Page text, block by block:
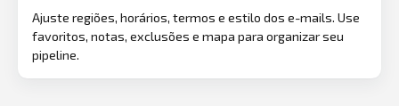
Ajuste regiões, horários, termos e estilo dos e-mails. Use
favoritos, notas, exclusões e mapa para organizar seu
pipeline.